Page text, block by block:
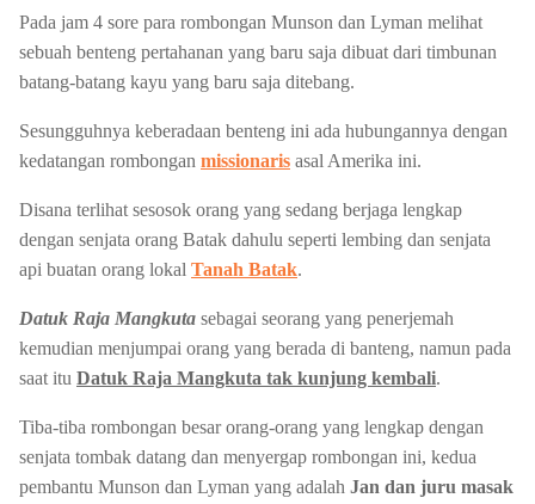
Pada jam 4 sore para rombongan Munson dan Lyman melihat
sebuah benteng pertahanan yang baru saja dibuat dari timbunan
batang-batang kayu yang baru saja ditebang.
Sesungguhnya keberadaan benteng ini ada hubungannya dengan
kedatangan rombongan missionaris asal Amerika ini.
Disana terlihat sesosok orang yang sedang berjaga lengkap
dengan senjata orang Batak dahulu seperti lembing dan senjata
api buatan orang lokal Tanah Batak.
Datuk Raja Mangkuta sebagai seorang yang penerjemah
kemudian menjumpai orang yang berada di banteng, namun pada
saat itu Datuk Raja Mangkuta tak kunjung kembali.
Tiba-tiba rombongan besar orang-orang yang lengkap dengan
senjata tombak datang dan menyergap rombongan ini, kedua
pembantu Munson dan Lyman yang adalah Jan dan juru masak